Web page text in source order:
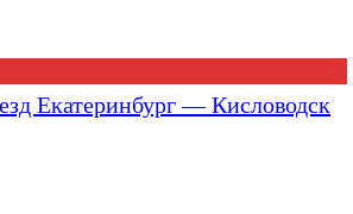
Екатеринбург — Кисловодск